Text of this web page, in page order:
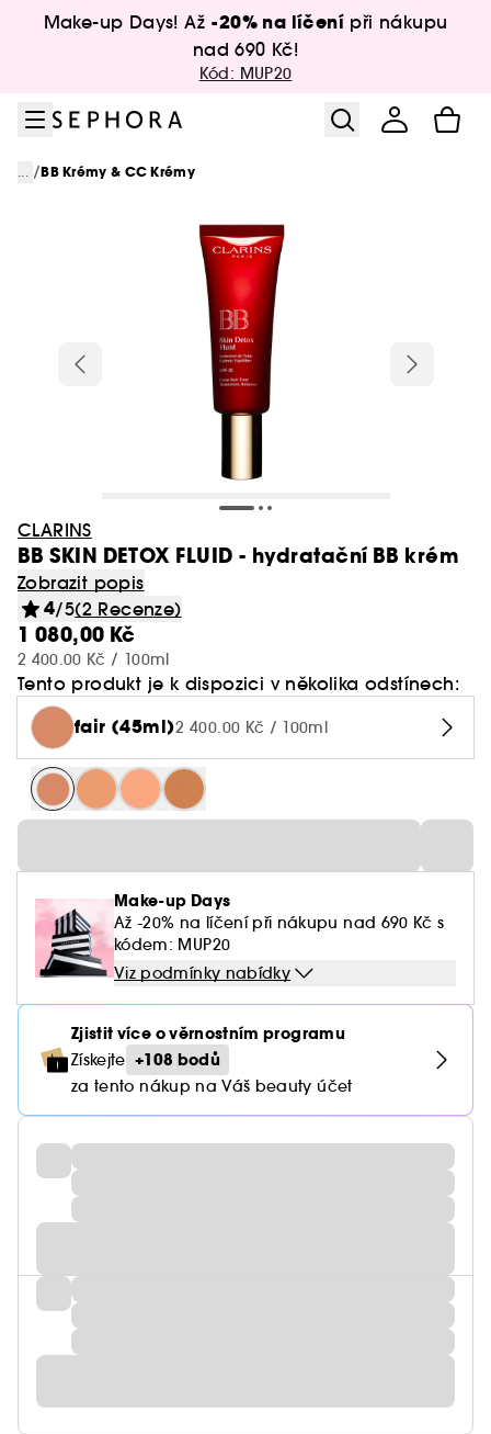
Přejít na hlavní obsah
Make-up Days! Až -20% na líčení při nákupu
nad 690 Kč!
Kód: MUP20
... /BB Krémy & CC Krémy
CLARINS
BB SKIN DETOX FLUID - hydratační BB krém
Zobrazit popis
4/5(2 Recenze)
1 080,00 Kč
2 400.00 Kč / 100ml
Tento produkt je k dispozici v několika odstínech:
fair (45ml)2 400.00 Kč / 100ml
Make-up Days
Až -20% na líčení při nákupu nad 690 Kč s
kódem: MUP20
Viz podmínky nabídky
Zjistit více o věrnostním programu
Získejte +108 bodů
za tento nákup na Váš beauty účet